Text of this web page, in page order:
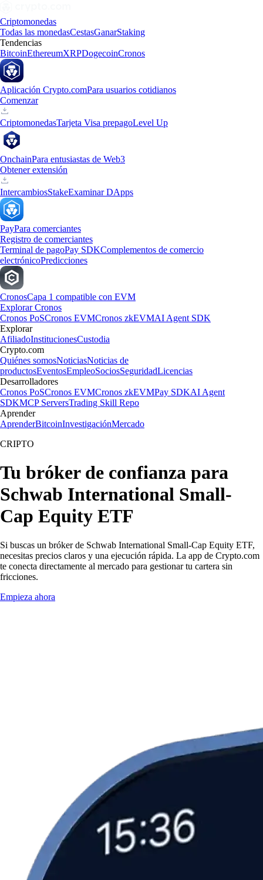
Criptomonedas
Todas las monedasCestasGanarStaking
Tendencias
BitcoinEthereumXRPDogecoinCronos
Aplicación Crypto.comPara usuarios cotidianos
Comenzar
CriptomonedasTarjeta Visa prepagoLevel Up
OnchainPara entusiastas de Web3
Obtener extensión
IntercambiosStakeExaminar DApps
PayPara comerciantes
Registro de comerciantes
Terminal de pagoPay SDKComplementos de comercio
electrónicoPredicciones
CronosCapa 1 compatible con EVM
Explorar Cronos
Cronos PoSCronos EVMCronos zkEVMAI Agent SDK
Explorar
AfiliadoInstitucionesCustodia
Crypto.com
Quiénes somosNoticiasNoticias de
productosEventosEmpleoSociosSeguridadLicencias
Desarrolladores
Cronos PoSCronos EVMCronos zkEVMPay SDKAI Agent
SDKMCP ServersTrading Skill Repo
Aprender
AprenderBitcoinInvestigaciónMercado
CRIPTO
Tu bróker de confianza para
Schwab International Small-
Cap Equity ETF
Si buscas un bróker de Schwab International Small-Cap Equity ETF,
necesitas precios claros y una ejecución rápida. La app de Crypto.com
te conecta directamente al mercado para gestionar tu cartera sin
fricciones.
Empieza ahora